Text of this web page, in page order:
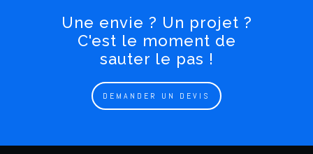
Une envie ? Un projet ?
C'est le moment de
sauter le pas !
DEMANDER UN DEVIS